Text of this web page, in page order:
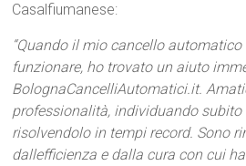
Casalfiumanese:
“Quando il mio cancello
funzionare, ho trovato un aiuto
BolognaCancelliAutomatici.it.
professionalità, individuando subito
risolvendolo in tempi record. Sono
dallefficienza e dalla cura con cui